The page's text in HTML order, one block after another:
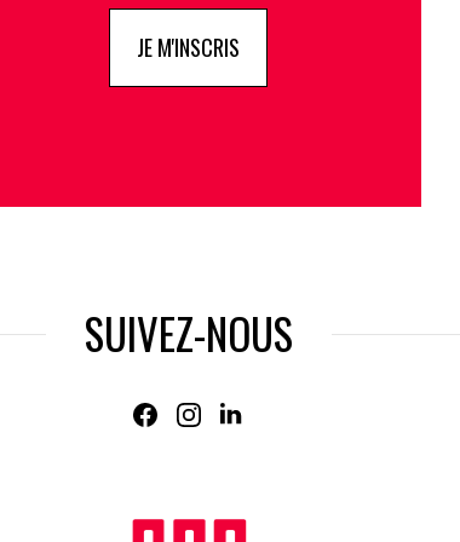
JE M'INSCRIS
SUIVEZ-NOUS